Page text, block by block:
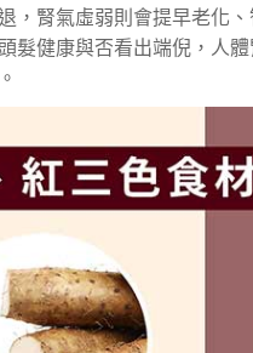
，腎氣虛弱則會提早老化
髮健康與否看出端倪，人